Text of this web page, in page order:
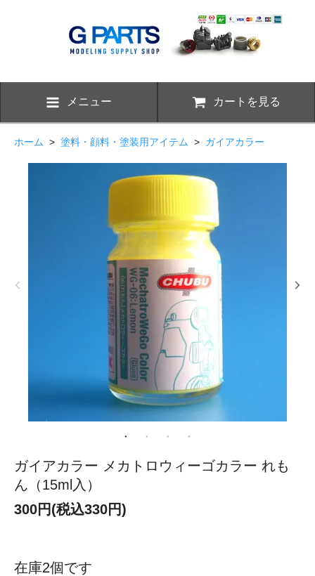
メニュー カートを見る
ホーム > 塗料・顔料・塗装用アイテム > ガイアカラー
ガイアカラー メカトロウィーゴカラー れも
ん（15ml入）
300円(税込330円)
在庫2個です